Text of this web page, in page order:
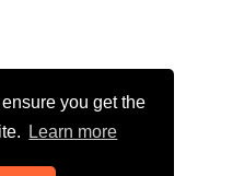
you get the
Learn more